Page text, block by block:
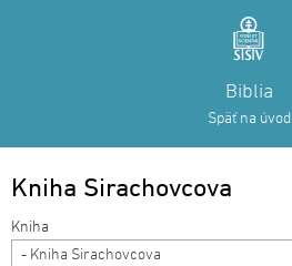
Biblia
Späť na úvod
Kniha Sirachovcova
- Kniha Sirachovcova